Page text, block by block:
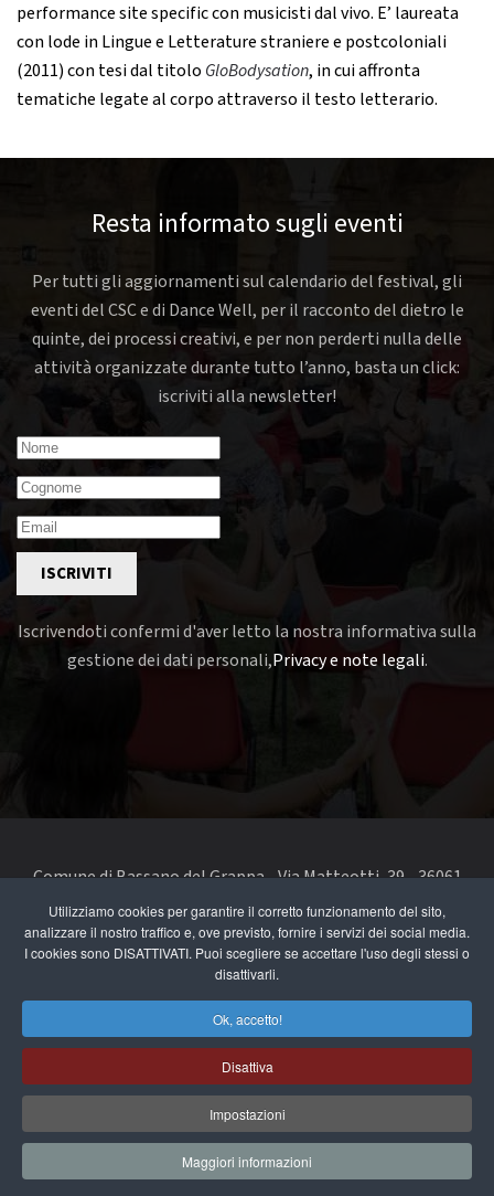
Utilizziamo cookies per garantire il corretto funzionamento del sito,
analizzare il nostro traffico e, ove previsto, fornire i servizi dei social media.
I cookies sono DISATTIVATI. Puoi scegliere se accettare l'uso degli stessi o
disattivarli.
Ok, accetto!
Disattiva
Impostazioni
Maggiori informazioni
performance site specific con musicisti dal vivo. E’ laureata
con lode in Lingue e Letterature straniere e postcoloniali
(2011) con tesi dal titolo GloBodysation, in cui affronta
tematiche legate al corpo attraverso il testo letterario.
Resta informato sugli eventi
Per tutti gli aggiornamenti sul calendario del festival, gli
eventi del CSC e di Dance Well, per il racconto del dietro le
quinte, dei processi creativi, e per non perderti nulla delle
attività organizzate durante tutto l’anno, basta un click:
iscriviti alla newsletter!
ISCRIVITI
Iscrivendoti confermi d'aver letto la nostra informativa sulla
gestione dei dati personali,Privacy e note legali.
Comune di Bassano del Grappa - Via Matteotti, 39 - 36061
Bassano del Grappa VI - Telefono 0424 519111 - codice fiscale
e partita IVA 00168480242
segnala un problema di accessibilità
accessibilità
Privacy e note legali
Cookie Policy